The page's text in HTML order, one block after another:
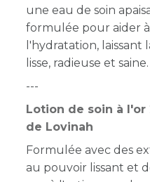
une eau de soin
formulée pour aider
l'hydratation, laissant
lisse, radieuse et saine.
---
Lotion de soin à l'or
de Lovinah
Formulée avec des
au pouvoir lissant et